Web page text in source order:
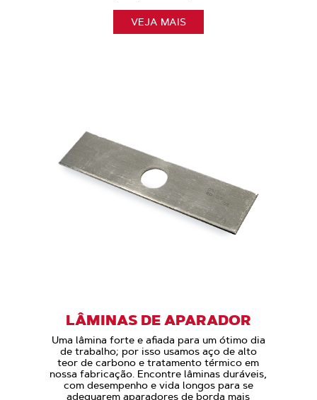
VEJA MAIS
LÂMINAS DE APARADOR
Uma lâmina forte e afiada para um ótimo dia
de trabalho; por isso usamos aço de alto
teor de carbono e tratamento térmico em
nossa fabricação. Encontre lâminas duráveis,
com desempenho e vida longos para se
adequarem aparadores de borda mais